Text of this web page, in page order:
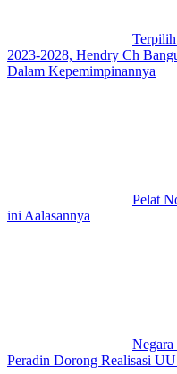
2023-2028, Hendry Ch
Dalam Kepemimpinannya
Pelat
ini Aalasannya
Peradin Dorong Realisasi UU